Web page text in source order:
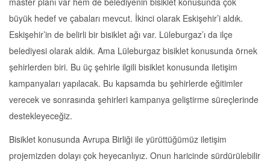
büyük hedef ve çabaları mevcut. İkinci olarak Eskişehir’i aldık.
Eskişehir’in de belirli bir bisiklet ağı var. Lüleburgaz’ı da ilçe
belediyesi olarak aldık. Ama Lüleburgaz bisiklet konusunda örnek
şehirlerden biri. Bu üç şehirle ilgili bisiklet konusunda iletişim
kampanyaları yapılacak. Bu kapsamda bu şehirlerde eğitimler
verecek ve sonrasında şehirleri kampanya geliştirme süreçlerinde
destekleyeceğiz.
Bisiklet konusunda Avrupa Birliği ile yürüttüğümüz iletişim
projemizden dolayı çok heyecanlıyız. Onun haricinde sürdürülebilir